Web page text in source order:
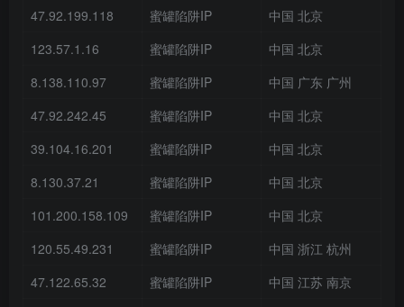
47.92.199.118
蜜罐陷阱IP
中国 北京
123.57.1.16
蜜罐陷阱IP
中国 北京
8.138.110.97
蜜罐陷阱IP
中国 广东 广州
47.92.242.45
蜜罐陷阱IP
中国 北京
39.104.16.201
蜜罐陷阱IP
中国 北京
8.130.37.21
蜜罐陷阱IP
中国 北京
101.200.158.109
蜜罐陷阱IP
中国 北京
120.55.49.231
蜜罐陷阱IP
中国 浙江 杭州
47.122.65.32
蜜罐陷阱IP
中国 江苏 南京